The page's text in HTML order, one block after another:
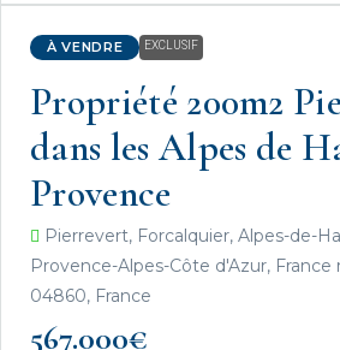
À VENDRE EXCLUSIF
Propriété 200m2
dans les Alpes de
Provence
Pierrevert, Forcalquier, Alpes-de-
Provence-Alpes-Côte d'Azur,
04860, France
567.000€